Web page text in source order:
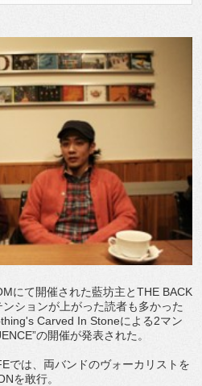
にて開催された藍坊主とTHE BACK
ションが上がった読者も多かった
Carved In Stoneによる2マン
の開催が発表された。
では、両バンドのヴォーカリストを
を敢行。